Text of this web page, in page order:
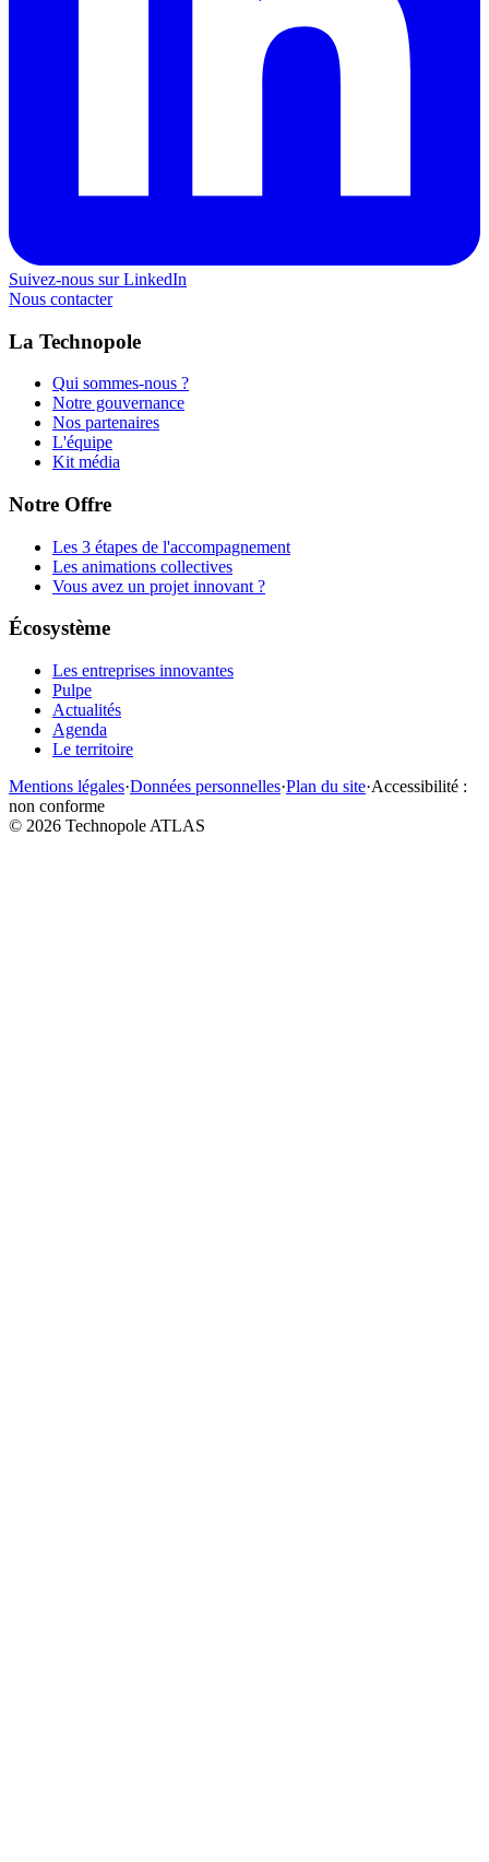
Suivez-nous sur LinkedIn
Nous contacter
La Technopole
Qui sommes-nous ?
Notre gouvernance
Nos partenaires
L'équipe
Kit média
Notre Offre
Les 3 étapes de l'accompagnement
Les animations collectives
Vous avez un projet innovant ?
Écosystème
Les entreprises innovantes
Pulpe
Actualités
Agenda
Le territoire
Mentions légales·Données personnelles·Plan du site·Accessibilité :
non conforme
© 2026 Technopole ATLAS